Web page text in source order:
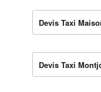
Devis Taxi
Devis Taxi